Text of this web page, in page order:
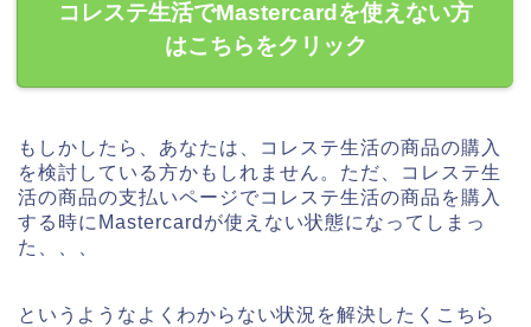
コレステ生活でMastercardを使えない方
はこちらをクリック
もしかしたら、あなたは、コレステ生活の商品の購入
を検討している方かもしれません。ただ、コレステ生
活の商品の支払いページでコレステ生活の商品を購入
する時にMastercardが使えない状態になってしまっ
た、、、
というようなよくわからない状況を解決したくこちら